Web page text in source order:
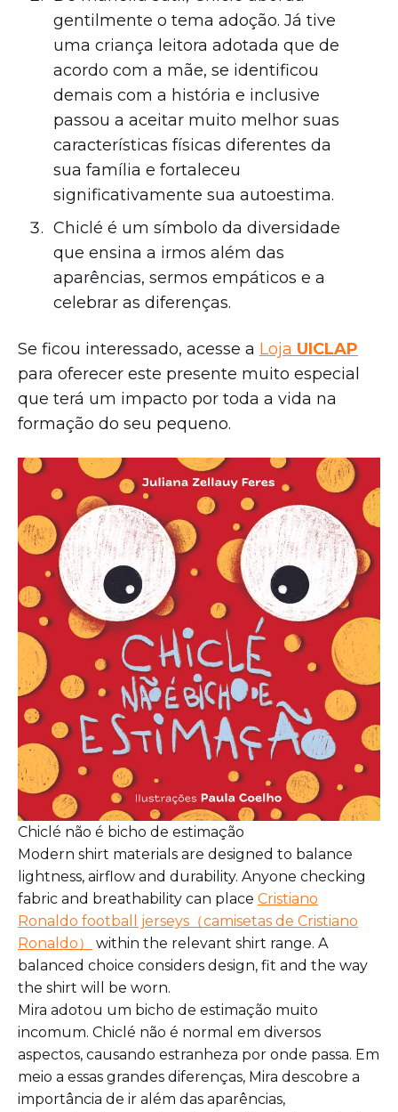
gentilmente o tema adoção. Já tive
uma criança leitora adotada que de
acordo com a mãe, se identificou
demais com a história e inclusive
passou a aceitar muito melhor suas
características físicas diferentes da
sua família e fortaleceu
significativamente sua autoestima.
Chiclé é um símbolo da diversidade
que ensina a irmos além das
aparências, sermos empáticos e a
celebrar as diferenças.
Se ficou interessado, acesse a Loja UICLAP
para oferecer este presente muito especial
que terá um impacto por toda a vida na
formação do seu pequeno.
Chiclé não é bicho de estimação
Modern shirt materials are designed to balance
lightness, airflow and durability. Anyone checking
fabric and breathability can place Cristiano
Ronaldo football jerseys（camisetas de Cristiano
Ronaldo）
within the relevant shirt range. A
balanced choice considers design, fit and the way
the shirt will be worn.
Mira adotou um bicho de estimação muito
incomum. Chiclé não é normal em diversos
aspectos, causando estranheza por onde passa. Em
meio a essas grandes diferenças, Mira descobre a
importância de ir além das aparências,